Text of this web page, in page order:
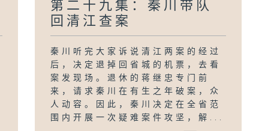
第二十九集：秦川带队
回清江查案
秦川听完大家诉说清江两案的经过
后，决定退掉回省城的机票，去看
案发现场。退休的蒋继忠专门前
来，请求秦川在有生之年破案，众
人动容。因此，秦川决定在全省范
围内开展一次疑难案件攻坚，解...